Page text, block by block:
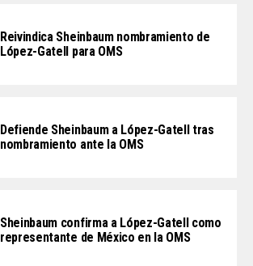
Reivindica Sheinbaum nombramiento de
López-Gatell para OMS
Defiende Sheinbaum a López-Gatell tras
nombramiento ante la OMS
Sheinbaum confirma a López-Gatell como
representante de México en la OMS